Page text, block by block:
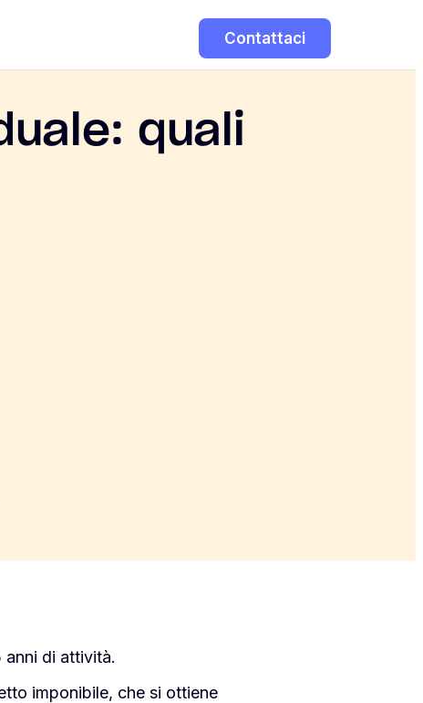
Contattaci
quali
anni di attività.
imponibile, che si ottiene